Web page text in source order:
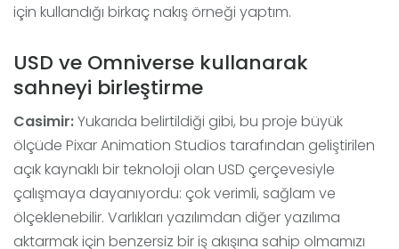
için kullandığı birkaç nakış örneği yaptım.
USD ve Omniverse kullanarak
sahneyi birleştirme
Casimir:Yukarıda belirtildiği gibi, bu proje büyük
ölçüde Pixar Animation Studios tarafından geliştirilen
açık kaynaklı bir teknoloji olan USD çerçevesiyle
çalışmaya dayanıyordu: çok verimli, sağlam ve
ölçeklenebilir. Varlıkları yazılımdan diğer yazılıma
aktarmak için benzersiz bir iş akışına sahip olmamızı